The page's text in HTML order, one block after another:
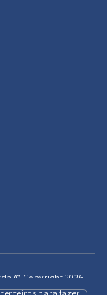
© Copyright 2026 -